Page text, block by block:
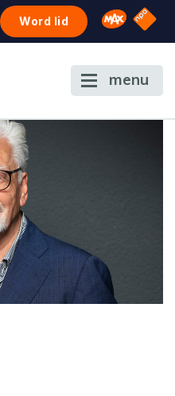
Word lid Omroep
NPO
menu